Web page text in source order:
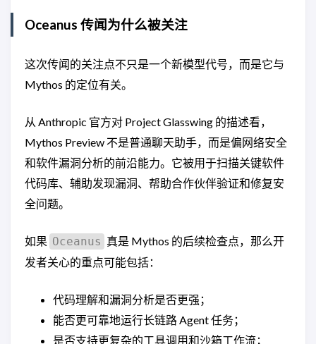
Oceanus 传闻为什么被关注
这次传闻的关注点不只是一个新模型代号，而是它与
Mythos 的定位有关。
从 Anthropic 官方对 Project Glasswing 的描述看，
Mythos Preview 不是普通聊天助手，而是偏网络安全
和软件漏洞分析的前沿能力。它被用于扫描关键软件
代码库、辅助发现漏洞、帮助合作伙伴验证和修复安
全问题。
如果 Oceanus 真是 Mythos 的后续检查点，那么开
发者关心的重点可能包括：
代码理解和漏洞分析是否更强；
能否更可靠地运行长链路 Agent 任务；
是否支持更复杂的工具调用和沙箱工作流；